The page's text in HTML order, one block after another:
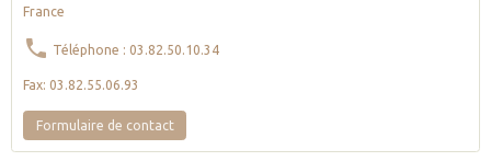
France
Téléphone : 03.82.50.10.34
Fax: 03.82.55.06.93
Formulaire de contact